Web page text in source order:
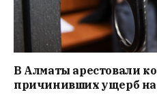
В Алматы арестовали
причинивших ущерб на